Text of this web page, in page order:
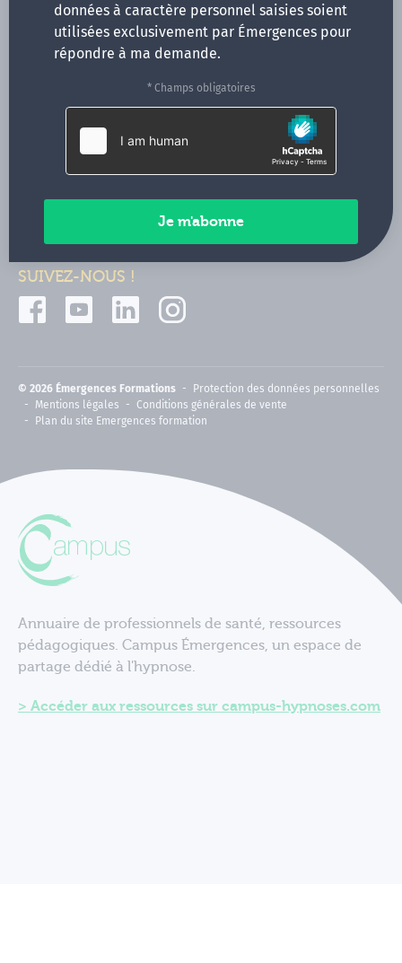
données à caractère personnel saisies soient
utilisées exclusivement par Émergences pour
répondre à ma demande.
* Champs obligatoires
Qui sommes-nous ?
CONTACT
35000 Rennes
02 99 05 25 47
Contactez-nous
Paiements sécurisés
SUIVEZ-NOUS !
© 2026 Émergences Formations
Protection des données personnelles
Mentions légales
Conditions générales de vente
Plan du site Emergences formation
Annuaire de professionnels de santé, ressources
pédagogiques. Campus Émergences, un espace de
partage dédié à l'hypnose.
Accéder aux ressources sur campus-hypnoses.com